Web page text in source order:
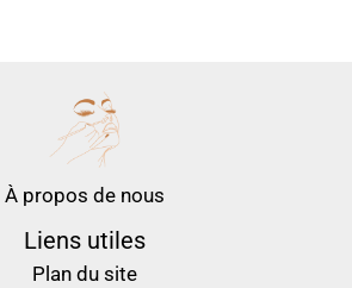
À propos de nous
Liens utiles
Plan du site